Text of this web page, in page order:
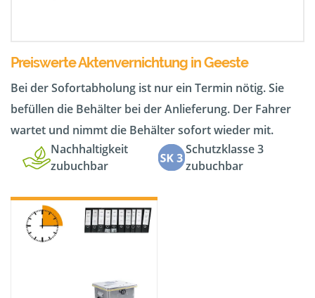
Preiswerte Aktenvernichtung in Geeste
Bei der Sofortabholung ist nur ein Termin nötig. Sie
befüllen die Behälter bei der Anlieferung. Der Fahrer
wartet und nimmt die Behälter sofort wieder mit.
Nachhaltigkeit
zubuchbar
Schutzklasse 3
zubuchbar